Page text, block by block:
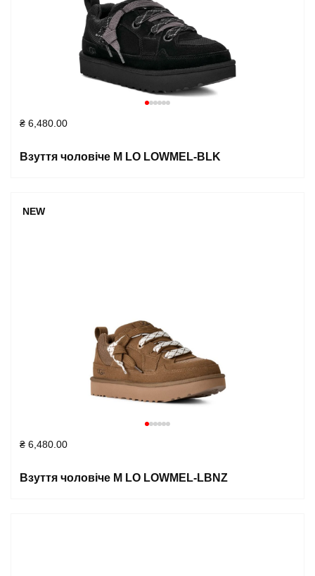
₴ 6,480.00
Взуття чоловіче M LO LOWMEL-BLK
NEW
₴ 6,480.00
Взуття чоловіче M LO LOWMEL-LBNZ